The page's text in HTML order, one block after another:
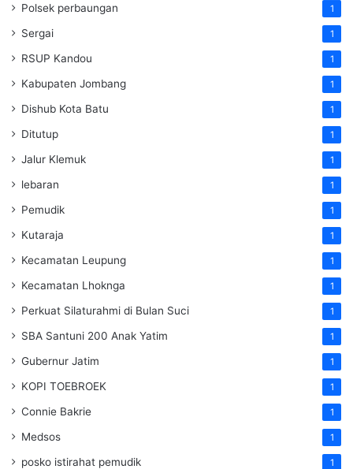
Polsek perbaungan 1
Sergai 1
RSUP Kandou 1
Kabupaten Jombang 1
Dishub Kota Batu 1
Ditutup 1
Jalur Klemuk 1
lebaran 1
Pemudik 1
Kutaraja 1
Kecamatan Leupung 1
Kecamatan Lhoknga 1
Perkuat Silaturahmi di Bulan Suci 1
SBA Santuni 200 Anak Yatim 1
Gubernur Jatim 1
KOPI TOEBROEK 1
Connie Bakrie 1
Medsos 1
posko istirahat pemudik 1